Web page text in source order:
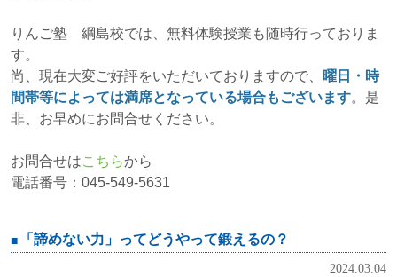
りんご塾 綱島校では、無料体験授業も随時行っておりま
す。
尚、現在大変ご好評をいただいておりますので、
曜日・時
間帯等によっては満席となっている場合もございます。是
非、お早めにお問合せください。
お問合せはこちらから
電話番号：045-549-5631
「諦めない力」ってどうやって鍛えるの？
2024.03.04